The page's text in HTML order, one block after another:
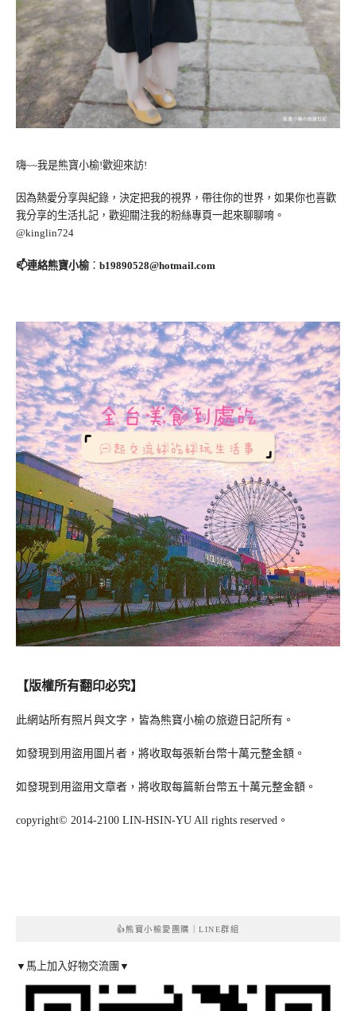
嗨~~我是熊寶小榆!歡迎來訪!
因為熱愛分享與紀錄，決定把我的視界，帶往你的世界，如果你也喜歡
我分享的生活扎記，歡迎關注我的粉絲專頁一起來聊聊唷。
@kinglin724
📫連絡熊寶小榆： b19890528@hotmail.com
【版權所有翻印必究】
此網站所有照片與文字，皆為熊寶小榆の旅遊日記所有。
如發現到用盜用圖片者，將收取每張新台幣十萬元整金額。
如發現到用盜用文章者，將收取每篇新台幣五十萬元整金額。
copyright© 2014-2100 LIN-HSIN-YU All rights reserved。
👍熊寶小榆愛團購｜LINE群組
▼馬上加入好物交流團▼